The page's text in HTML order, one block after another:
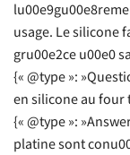
usage. Le silicone
gru00e2ce u00e0
{« @type »:
en silicone au four
{« @type »:
platine sont